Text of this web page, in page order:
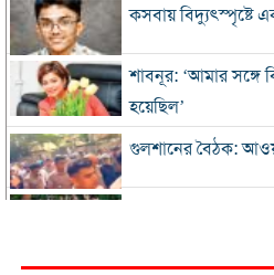
কসবায় বিদ্যুৎস্পৃষ্টে
শাবনূর: ‘আমার সঙ্গে
হয়েছিল’
গুলশানের বৈঠক: